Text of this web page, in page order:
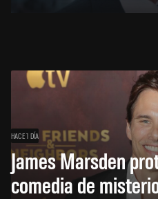
HACE 1 DÍA
James Marsden
comedia de